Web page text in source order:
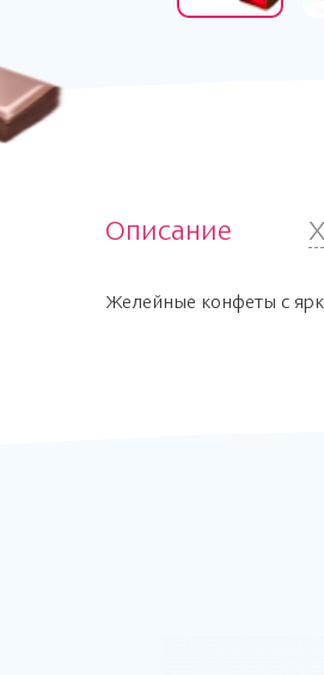
Описание
Желейные конфеты с